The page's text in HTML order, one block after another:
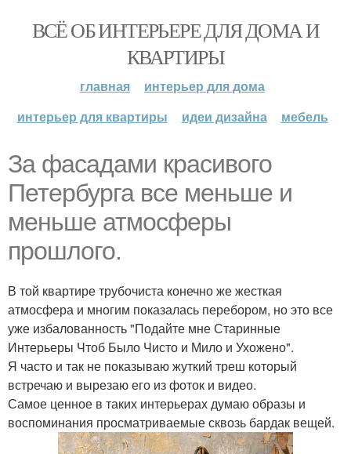
ВСЁ ОБ ИНТЕРЬЕРЕ ДЛЯ ДОМА И
КВАРТИРЫ
главная
интерьер для дома
интерьер для квартиры
идеи дизайна мебель
За фасадами красивого
Петербурга все меньше и
меньше атмосферы
прошлого.
В той квартире трубочиста конечно же жесткая
атмосфера и многим показалась перебором, но это все
уже избалованность "Подайте мне Старинные
Интерьеры Чтоб Было Чисто и Мило и Ухожено".
Я часто и так не показываю жуткий треш который
встречаю и вырезаю его из фоток и видео.
Самое ценное в таких интерьерах думаю образы и
воспоминания просматриваемые сквозь бардак вещей.